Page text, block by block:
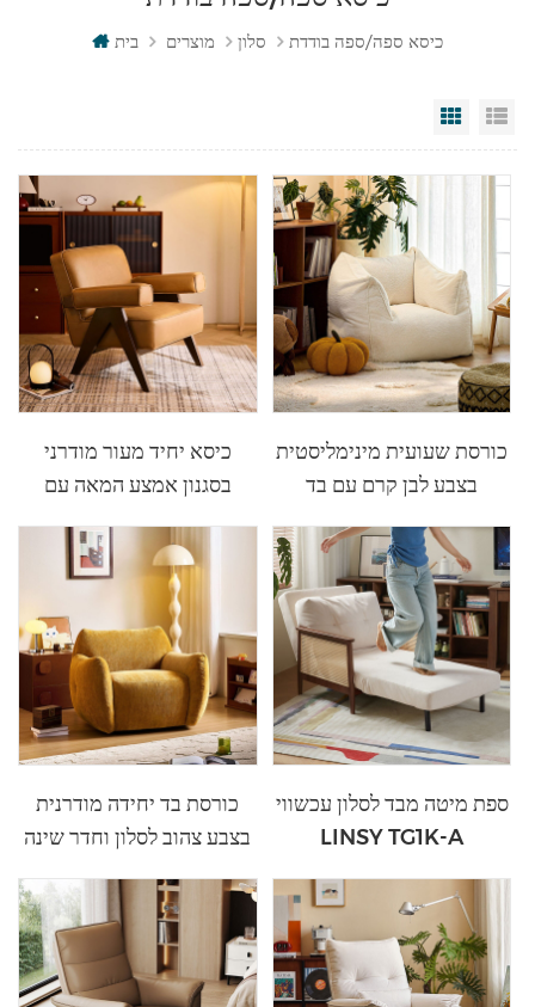
בית מוצרים סלון כיסא ספה/ספה בודדת
Grid
כיסא יחיד מעור מודרני
בסגנון אמצע המאה עם
כורסת שעועית מינימליסטית
בצבע לבן קרם עם בד
כורסת בד יחידה מודרנית
בצבע צהוב לסלון וחדר שינה
ספת מיטה מבד לסלון עכשווי
LINSY TG1K-A